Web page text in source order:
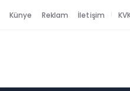
Künye Reklam İletişim